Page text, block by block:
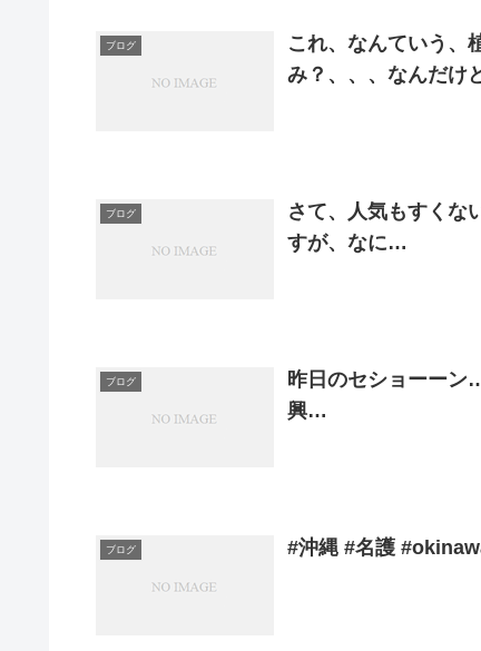
ブログ
これ、なんていう、
み？、、、なんだけ
ブログ
さて、人気もすくな
すが、なに…
ブログ
昨日のセショーーン
興…
ブログ #沖縄 #名護